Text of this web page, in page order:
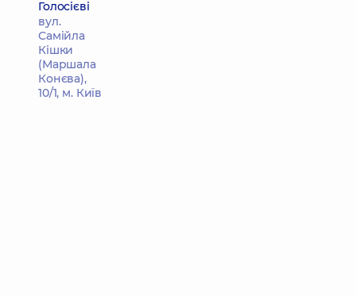
Голосієві
вул.
Самійла
Кішки
(Маршала
Конєва),
10/1, м. Київ